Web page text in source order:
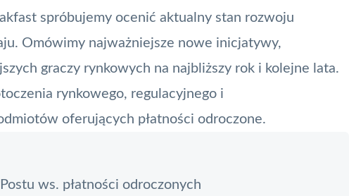
spróbujemy ocenić aktualny stan rozwoju
Omówimy najważniejsze nowe inicjatywy,
graczy rynkowych na najbliższy rok i kolejne lata.
rynkowego, regulacyjnego i
oferujących płatności odroczone.
ws. płatności odroczonych